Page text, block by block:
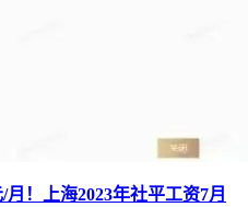
月！上海2023年社平工资7月